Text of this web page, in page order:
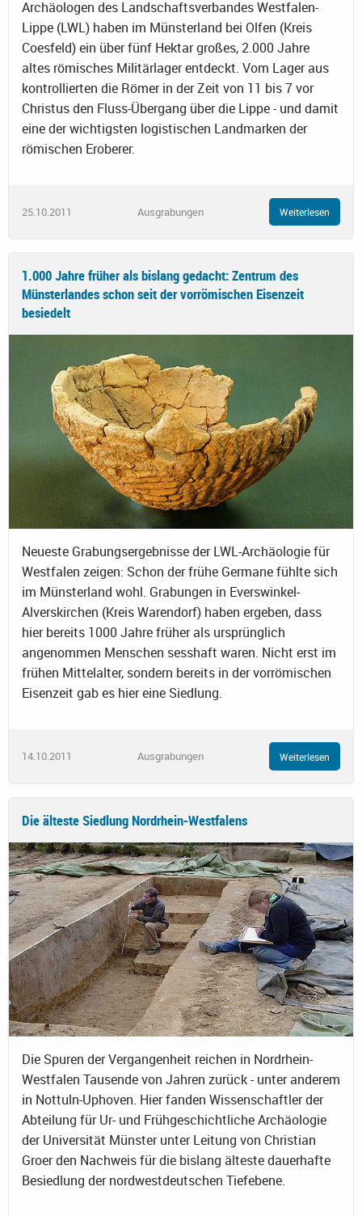
Archäologen des Landschaftsverbandes Westfalen-
Lippe (LWL) haben im Münsterland bei Olfen (Kreis
Coesfeld) ein über fünf Hektar großes, 2.000 Jahre
altes römisches Militärlager entdeckt. Vom Lager aus
kontrollierten die Römer in der Zeit von 11 bis 7 vor
Christus den Fluss-Übergang über die Lippe - und damit
eine der wichtigsten logistischen Landmarken der
römischen Eroberer.
25.10.2011 Ausgrabungen Weiterlesen
1.000 Jahre früher als bislang gedacht: Zentrum des
Münsterlandes schon seit der vorrömischen Eisenzeit
besiedelt
Neueste Grabungsergebnisse der LWL-Archäologie für
Westfalen zeigen: Schon der frühe Germane fühlte sich
im Münsterland wohl. Grabungen in Everswinkel-
Alverskirchen (Kreis Warendorf) haben ergeben, dass
hier bereits 1000 Jahre früher als ursprünglich
angenommen Menschen sesshaft waren. Nicht erst im
frühen Mittelalter, sondern bereits in der vorrömischen
Eisenzeit gab es hier eine Siedlung.
14.10.2011 Ausgrabungen Weiterlesen
Die älteste Siedlung Nordrhein-Westfalens
Die Spuren der Vergangenheit reichen in Nordrhein-
Westfalen Tausende von Jahren zurück - unter anderem
in Nottuln-Uphoven. Hier fanden Wissenschaftler der
Abteilung für Ur- und Frühgeschichtliche Archäologie
der Universität Münster unter Leitung von Christian
Groer den Nachweis für die bislang älteste dauerhafte
Besiedlung der nordwestdeutschen Tiefebene.